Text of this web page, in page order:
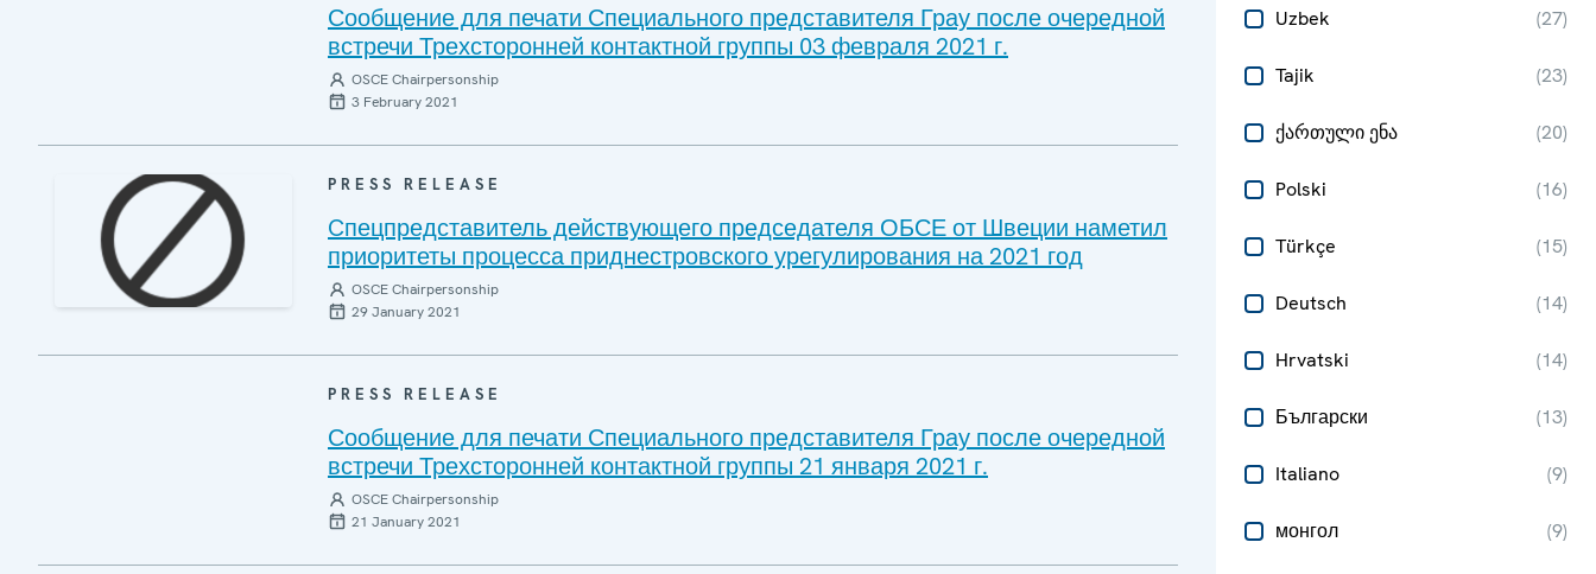
Uzbek (27)
Tajik (23)
ქართული ენა (20)
Polski (16)
Türkçe (15)
Deutsch (14)
Hrvatski (14)
Български (13)
Italiano (9)
монгол (9)
Сообщение для печати Специального представителя Грау после очередной
встречи Трехсторонней контактной группы 03 февраля 2021 г.
OSCE Chairpersonship
3 February 2021
PRESS RELEASE
Cпецпредставитель действующего председателя ОБСЕ от Швеции наметил
приоритеты процесса приднестровского урегулирования на 2021 год
OSCE Chairpersonship
29 January 2021
PRESS RELEASE
Сообщение для печати Специального представителя Грау после очередной
встречи Трехсторонней контактной группы 21 января 2021 г.
OSCE Chairpersonship
21 January 2021